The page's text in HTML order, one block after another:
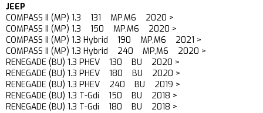
JEEP
COMPASS II (MP) 1.3 131 MP,M6 2020 >
COMPASS II (MP) 1.3 150 MP,M6 2020 >
COMPASS II (MP) 1.3 Hybrid 190 MP,M6 2021 >
COMPASS II (MP) 1.3 Hybrid 240 MP,M6 2020 >
RENEGADE (BU) 1.3 PHEV 130 BU 2020 >
RENEGADE (BU) 1.3 PHEV 180 BU 2020 >
RENEGADE (BU) 1.3 PHEV 240 BU 2019 >
RENEGADE (BU) 1.3 T-Gdi 150 BU 2018 >
RENEGADE (BU) 1.3 T-Gdi 180 BU 2018 >